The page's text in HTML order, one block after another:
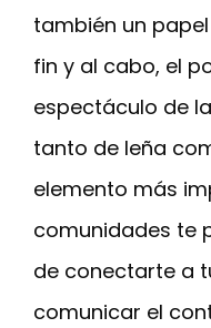
también un
fin y al cabo, el
espectáculo de
tanto de leña
elemento más
comunidades te
de conectarte a
comunicar el